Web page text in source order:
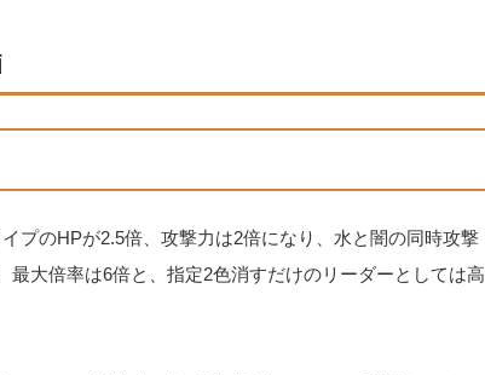
プのHPが2.5倍、攻撃力は2倍になり、水と闇の同時攻撃
最大倍率は6倍と、指定2色消すだけのリーダーとしては高